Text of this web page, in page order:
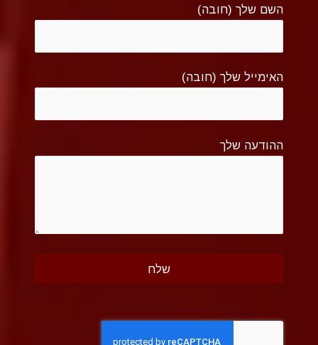
השם שלך (חובה)
האימייל שלך (חובה)
ההודעה שלך